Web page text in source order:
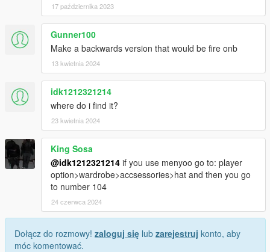
17 października 2023
Gunner100
Make a backwards version that would be fire onb
13 kwietnia 2024
idk1212321214
where do i find it?
23 kwietnia 2024
King Sosa
@idk1212321214 if you use menyoo go to: player
option>wardrobe>accsessories>hat and then you go
to number 104
24 czerwca 2024
Dołącz do rozmowy! zaloguj się lub zarejestruj konto, aby
móc komentować.